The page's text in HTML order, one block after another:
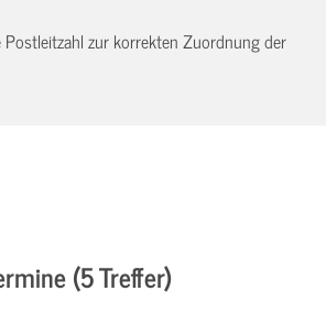
zur korrekten Zuordnung der
(5 Treffer)